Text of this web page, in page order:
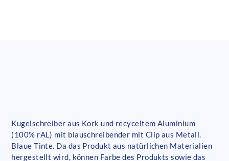
Kugelschreiber aus Kork und recyceltem Aluminium
(100% rAL) mit blauschreibender mit Clip aus Metall.
Blaue Tinte. Da das Produkt aus natürlichen Materialien
hergestellt wird, können Farbe des Produkts sowie das